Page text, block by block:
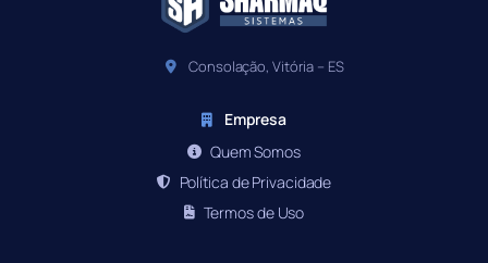
Consolação, Vitória – ES
Empresa
Quem Somos
Política de Privacidade
Termos de Uso